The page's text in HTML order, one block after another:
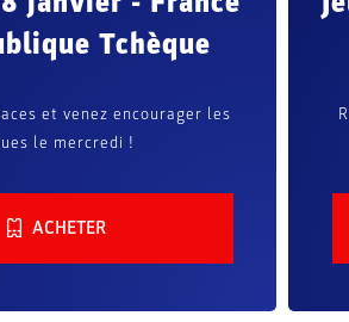
Tchèque vs Portugal
Réservez vos places et venez encourager la
République Tchèque ou le Portugal !